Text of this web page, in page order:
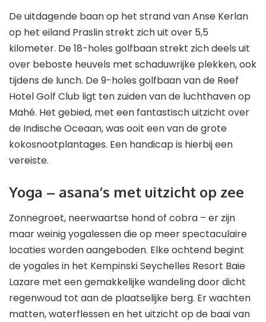
De uitdagende baan op het strand van Anse Kerlan
op het eiland Praslin strekt zich uit over 5,5
kilometer. De 18-holes golfbaan strekt zich deels uit
over beboste heuvels met schaduwrijke plekken, ook
tijdens de lunch. De 9-holes golfbaan van de Reef
Hotel Golf Club ligt ten zuiden van de luchthaven op
Mahé. Het gebied, met een fantastisch uitzicht over
de Indische Oceaan, was ooit een van de grote
kokosnootplantages. Een handicap is hierbij een
vereiste.
Yoga – asana’s met uitzicht op zee
Zonnegroet, neerwaartse hond of cobra – er zijn
maar weinig yogalessen die op meer spectaculaire
locaties worden aangeboden. Elke ochtend begint
de yogales in het Kempinski Seychelles Resort Baie
Lazare met een gemakkelijke wandeling door dicht
regenwoud tot aan de plaatselijke berg. Er wachten
matten, waterflessen en het uitzicht op de baai van